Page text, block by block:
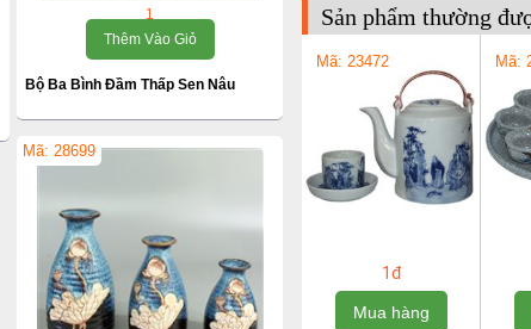
1
Thêm Vào Giỏ
Bộ Ba Bình Đầm Thấp Sen Nâu
Mã: 28699
Sản phẩm thường
Mã: 23472
1đ
Mua hàng
Mã: